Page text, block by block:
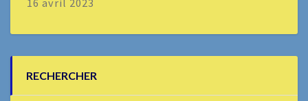
RECHERCHER